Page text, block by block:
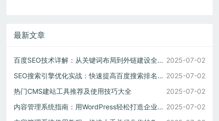
最新文章
百度SEO技术详解：从关键词布局到外链建设全攻略 2025-07-02
SEO搜索引擎优化实战：快速提高百度搜索排名方法大全 2025-07-02
热门CMS建站工具推荐及使用技巧大全
2025-07-02
内容管理系统指南：用WordPress轻松打造企业官网 2025-07-02